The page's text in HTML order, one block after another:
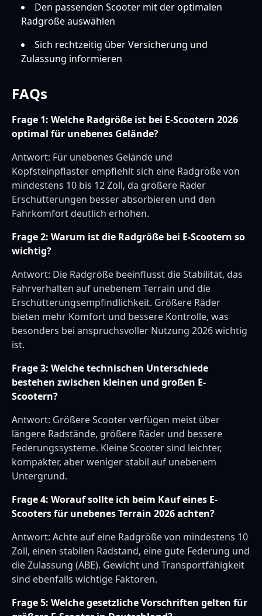
Den passenden Scooter mit der optimalen
Radgröße auswählen
Sich rechtzeitig über Versicherung und
Zulassung informieren
FAQs
Frage 1: Welche Radgröße ist bei E-Scootern 2026
optimal für unebenes Gelände?
Antwort: Für unebenes Gelände und
Kopfsteinpflaster empfiehlt sich eine Radgröße von
mindestens 10 bis 12 Zoll, da größere Räder
Erschütterungen besser absorbieren und den
Fahrkomfort deutlich erhöhen.
Frage 2: Warum ist die Radgröße bei E-Scootern so
wichtig?
Antwort: Die Radgröße beeinflusst die Stabilität, das
Fahrverhalten auf unebenem Terrain und die
Erschütterungsempfindlichkeit. Größere Räder
bieten mehr Komfort und bessere Kontrolle, was
besonders bei anspruchsvoller Nutzung 2026 wichtig
ist.
Frage 3: Welche technischen Unterschiede
bestehen zwischen kleinen und großen E-
Scootern?
Antwort: Größere Scooter verfügen meist über
längere Radstände, größere Räder und bessere
Federungssysteme. Kleine Scooter sind leichter,
kompakter, aber weniger stabil auf unebenem
Untergrund.
Frage 4: Worauf sollte ich beim Kauf eines E-
Scooters für unebenes Terrain 2026 achten?
Antwort: Achte auf eine Radgröße von mindestens 10
Zoll, einen stabilen Radstand, eine gute Federung und
die Zulassung (ABE). Gewicht und Transportfähigkeit
sind ebenfalls wichtige Faktoren.
Frage 5: Welche gesetzliche Vorschriften gelten für